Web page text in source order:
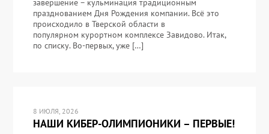
завершение – кульминация традиционным
празднованием Дня Рождения компании. Всё это
происходило в Тверской области в
популярном курортном комплексе Завидово. Итак,
по списку. Во-первых, уже […]
8 ИЮЛЯ, 2026
НАШИ КИБЕР-ОЛИМПИОНИКИ – ПЕРВЫЕ!